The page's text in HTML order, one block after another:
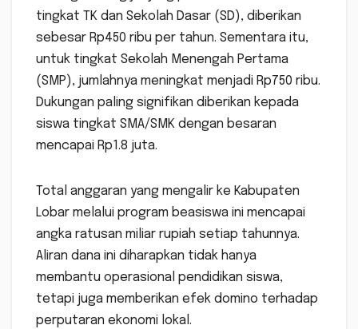
tingkat TK dan Sekolah Dasar (SD), diberikan
sebesar Rp450 ribu per tahun. Sementara itu,
untuk tingkat Sekolah Menengah Pertama
(SMP), jumlahnya meningkat menjadi Rp750 ribu.
Dukungan paling signifikan diberikan kepada
siswa tingkat SMA/SMK dengan besaran
mencapai Rp1.8 juta.
Total anggaran yang mengalir ke Kabupaten
Lobar melalui program beasiswa ini mencapai
angka ratusan miliar rupiah setiap tahunnya.
Aliran dana ini diharapkan tidak hanya
membantu operasional pendidikan siswa,
tetapi juga memberikan efek domino terhadap
perputaran ekonomi lokal.